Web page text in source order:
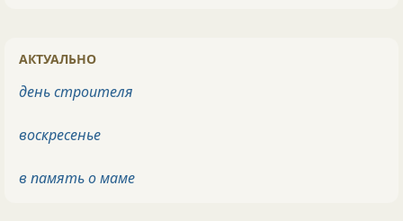
АКТУАЛЬНО
день строителя
воскресенье
в память о маме